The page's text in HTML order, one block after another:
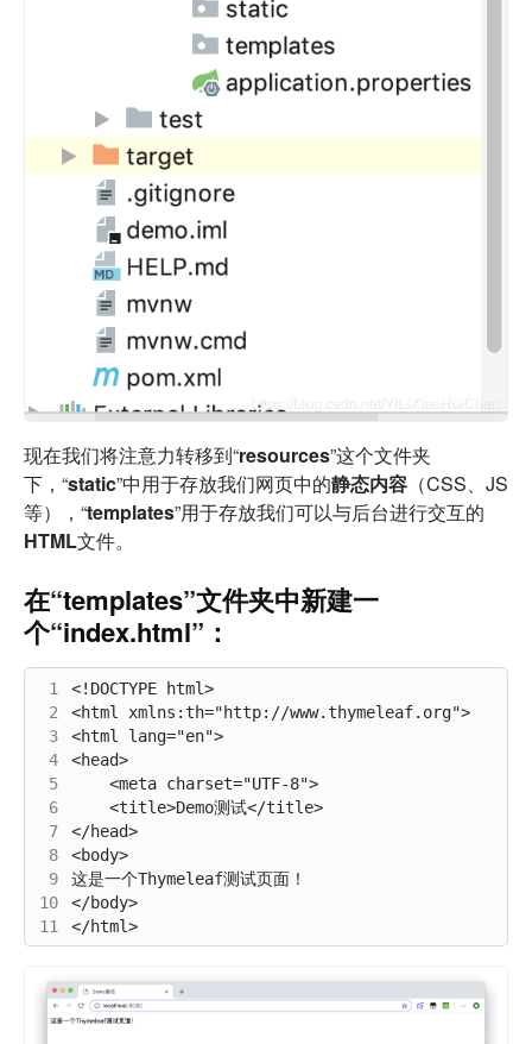
现在我们将注意力转移到“resources”这个文件夹
下，“static”中用于存放我们网页中的静态内容 （CSS、JS
等），“templates”用于存放我们可以与后台进行交互的
HTML文件。
在“templates”文件夹中新建一
个“index.html”：
1
2
3
4
5
6
7
8
9
10
11